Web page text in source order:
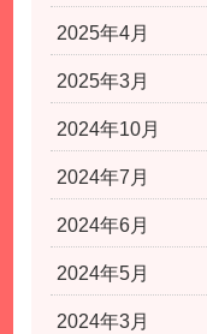
2025年4月
2025年3月
2024年10月
2024年7月
2024年6月
2024年5月
2024年3月